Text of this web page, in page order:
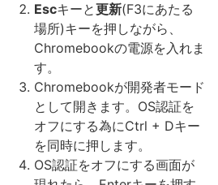
Escキーと更新(F3にあたる
場所)キーを押しながら、
Chromebookの電源を入れま
す。
Chromebookが開発者モード
として開きます。OS認証を
オフにする為にCtrl + Dキー
を同時に押します。
OS認証をオフにする画面が